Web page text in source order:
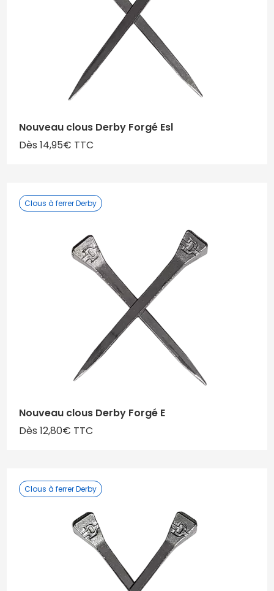
Nouveau clous Derby Forgé Esl
Dès 14,95€ TTC
Clous à ferrer Derby
Nouveau clous Derby Forgé E
Dès 12,80€ TTC
Clous à ferrer Derby